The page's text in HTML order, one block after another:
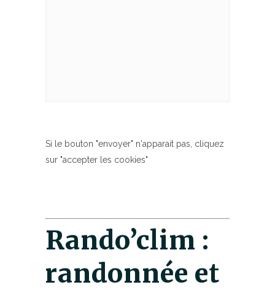
Si le bouton "envoyer" n'apparait pas, cliquez
sur "accepter les cookies"
Rando’clim :
randonnée et